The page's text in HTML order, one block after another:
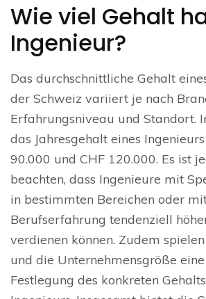
Wie viel Gehalt
Ingenieur?
Das durchschnittliche Gehalt
der Schweiz variiert je nach
Erfahrungsniveau und Standort.
das Jahresgehalt eines
90.000 und CHF 120.000. Es ist
beachten, dass Ingenieure mit
in bestimmten Bereichen oder
Berufserfahrung tendenziell
verdienen können. Zudem
und die Unternehmensgröße
Festlegung des konkreten